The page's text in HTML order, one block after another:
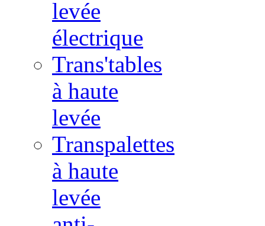
levée
électrique
Trans'tables
à haute
levée
Transpalettes
à haute
levée